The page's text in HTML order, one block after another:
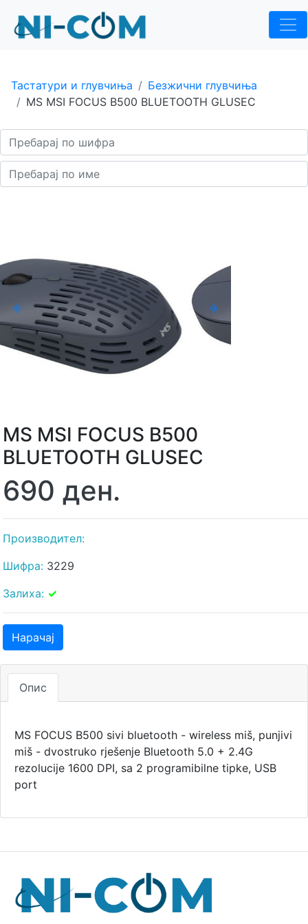
Тастатури и глувчиња
Безжични глувчиња
MS MSI FOCUS B500 BLUETOOTH GLUSEC
Previous Next
MS MSI FOCUS B500
BLUETOOTH GLUSEC
690 ден.
Производител:
Шифра: 3229
Залиха: ✓
Нарачај
Опис
MS FOCUS B500 sivi bluetooth - wireless miš, punjivi
miš - dvostruko rješenje Bluetooth 5.0 + 2.4G
rezolucije 1600 DPI, sa 2 programibilne tipke, USB
port